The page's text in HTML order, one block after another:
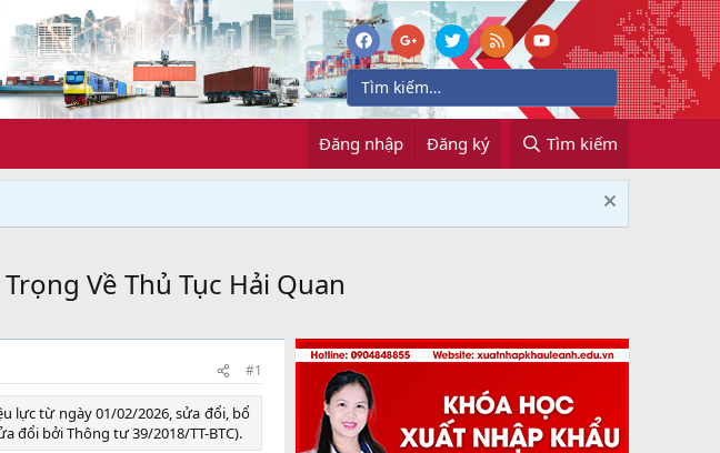
Đăng nhập Đăng ký Tìm kiếm
Về Thủ Tục Hải Quan
#1
lực từ ngày 01/02/2026, sửa đổi, bổ
đổi bởi Thông tư 39/2018/TT-BTC).​